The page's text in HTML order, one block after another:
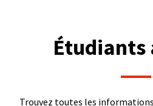
Étudiants
Trouvez toutes les